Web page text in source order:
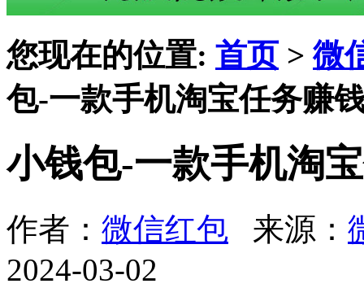
您现在的位置: 首页 >微
包-一款手机淘宝任务赚
小钱包-一款手机淘
作者： 微信红包 来源：
2024-03-02